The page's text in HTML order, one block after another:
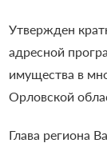
Утвержден
адресной
имущества в
Орловской
Глава региона